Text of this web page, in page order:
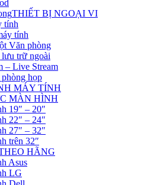
THIẾT BỊ NGOẠI VI
tính
tính
Văn phòng
trữ ngoài
– Live Stream
họp
MÁY TÍNH
MÀN HÌNH
19″ – 20″
22″ – 24″
27″ – 32″
trên 32″
HÃNG
Asus
LG